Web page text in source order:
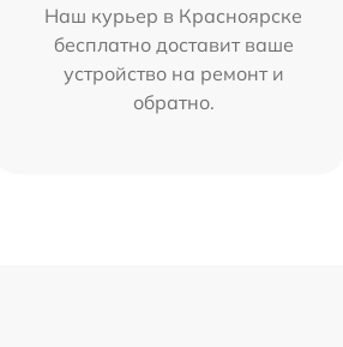
Наш курьер в Красноярске
бесплатно доставит ваше
устройство на ремонт и
обратно.